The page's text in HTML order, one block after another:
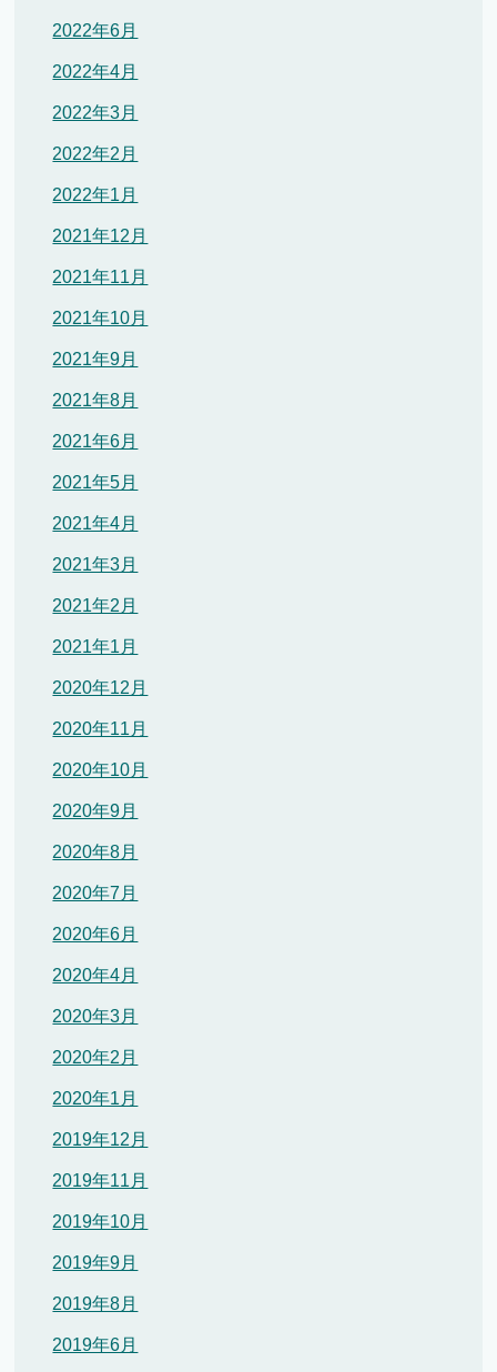
2022年6月
2022年4月
2022年3月
2022年2月
2022年1月
2021年12月
2021年11月
2021年10月
2021年9月
2021年8月
2021年6月
2021年5月
2021年4月
2021年3月
2021年2月
2021年1月
2020年12月
2020年11月
2020年10月
2020年9月
2020年8月
2020年7月
2020年6月
2020年4月
2020年3月
2020年2月
2020年1月
2019年12月
2019年11月
2019年10月
2019年9月
2019年8月
2019年6月